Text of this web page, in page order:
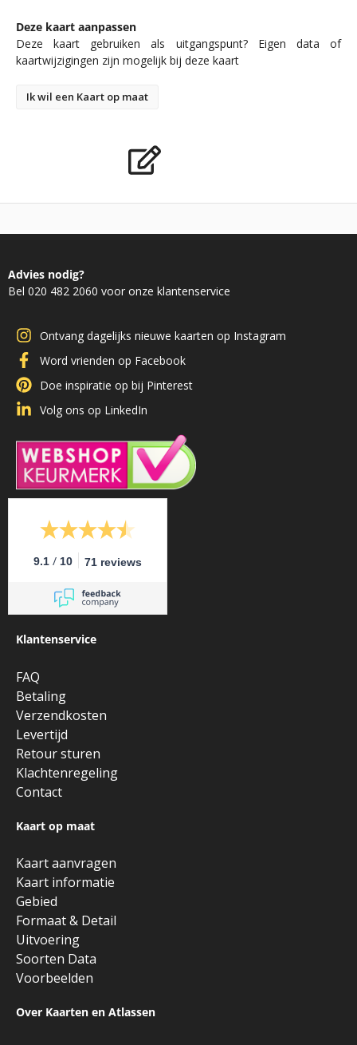
Deze kaart aanpassen
Deze kaart gebruiken als uitgangspunt? Eigen data of
kaartwijzigingen zijn mogelijk bij deze kaart
Ik wil een Kaart op maat
Advies nodig?
Bel 020 482 2060 voor onze klantenservice
Ontvang dagelijks nieuwe kaarten op Instagram
Word vrienden op Facebook
Doe inspiratie op bij Pinterest
Volg ons op LinkedIn
9.1 / 10 71 reviews
Klantenservice
FAQ
Betaling
Verzendkosten
Levertijd
Retour sturen
Klachtenregeling
Contact
Kaart op maat
Kaart aanvragen
Kaart informatie
Gebied
Formaat & Detail
Uitvoering
Soorten Data
Voorbeelden
Over Kaarten en Atlassen